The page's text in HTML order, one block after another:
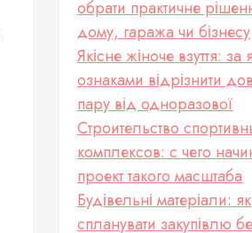
обрати практичне
дому, гаража чи бізнесу
Якісне жіноче взуття: за
ознаками відрізнити
пару від одноразової
Строительство
комплексов: с чего
проект такого масштаба
Будівельні матеріали: як
спланувати закупівлю